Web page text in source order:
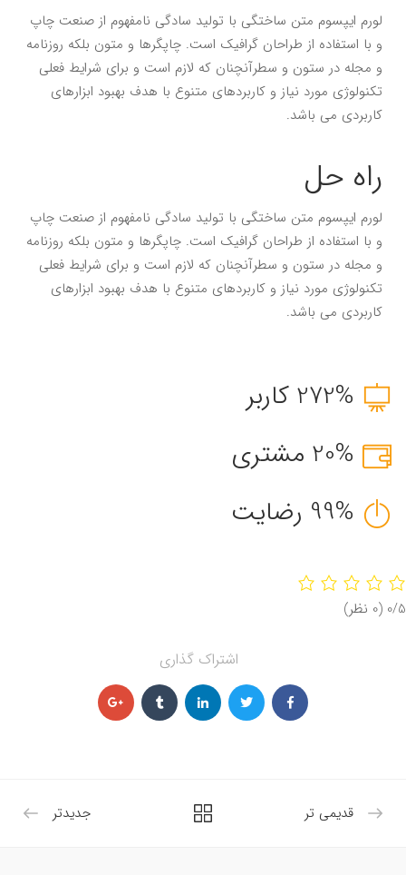
لورم ایپسوم متن ساختگی با تولید سادگی نامفهوم از صنعت چاپ
و با استفاده از طراحان گرافیک است. چاپگرها و متون بلکه روزنامه
و مجله در ستون و سطرآنچنان که لازم است و برای شرایط فعلی
تکنولوژی مورد نیاز و کاربردهای متنوع با هدف بهبود ابزارهای
کاربردی می باشد.
راه حل
لورم ایپسوم متن ساختگی با تولید سادگی نامفهوم از صنعت چاپ
و با استفاده از طراحان گرافیک است. چاپگرها و متون بلکه روزنامه
و مجله در ستون و سطرآنچنان که لازم است و برای شرایط فعلی
تکنولوژی مورد نیاز و کاربردهای متنوع با هدف بهبود ابزارهای
کاربردی می باشد.
272% کاربر
20% مشتری
99% رضایت
‫0/5 ‫(0 نظر)
اشتراک گذاری
جدیدتر قدیمی تر